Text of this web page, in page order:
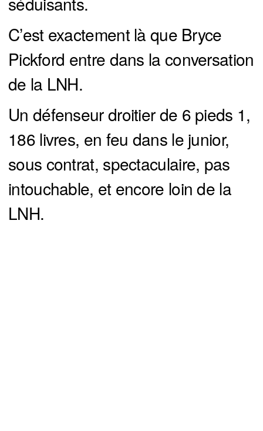
C’est exactement là que Bryce
Pickford entre dans la conversation
de la LNH.
Un défenseur droitier de 6 pieds 1,
186 livres, en feu dans le junior,
sous contrat, spectaculaire, pas
intouchable, et encore loin de la
LNH.